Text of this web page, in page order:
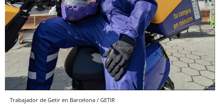
Trabajador de Getir en Barcelona / GETIR